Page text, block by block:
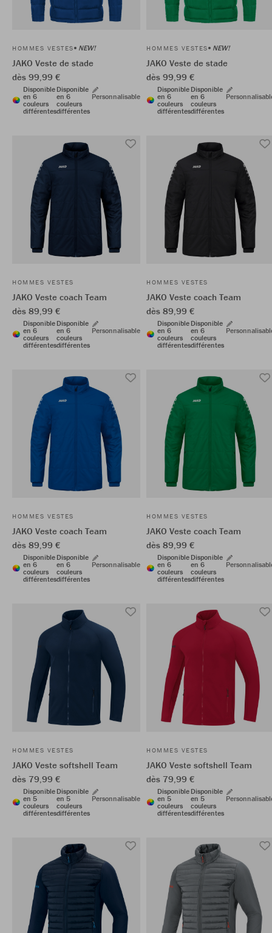
HOMMES VESTES NEW!
JAKO Veste de stade
dès 99,99 €
Disponible
en 6
couleurs
différentes
Disponible
en 6
couleurs
différentes
Personnalisable
HOMMES VESTES NEW!
JAKO Veste de stade
dès 99,99 €
Disponible
en 6
couleurs
différentes
Disponible
en 6
couleurs
différentes
HOMMES VESTES
JAKO Veste coach Team
dès 89,99 €
Disponible
en 6
couleurs
différentes
Disponible
en 6
couleurs
différentes
Personnalisable
HOMMES VESTES
JAKO Veste coach Team
dès 89,99 €
Disponible
en 6
couleurs
différentes
Disponible
en 6
couleurs
différentes
HOMMES VESTES
JAKO Veste coach Team
dès 89,99 €
Disponible
en 6
couleurs
différentes
Disponible
en 6
couleurs
différentes
Personnalisable
HOMMES VESTES
JAKO Veste coach Team
dès 89,99 €
Disponible
en 6
couleurs
différentes
Disponible
en 6
couleurs
différentes
HOMMES VESTES
JAKO Veste softshell Team
dès 79,99 €
Disponible
en 5
couleurs
différentes
Disponible
en 5
couleurs
différentes
Personnalisable
HOMMES VESTES
JAKO Veste softshell Team
dès 79,99 €
Disponible
en 5
couleurs
différentes
Disponible
en 5
couleurs
différentes